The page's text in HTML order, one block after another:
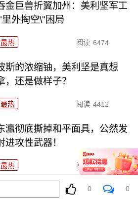
金巨兽折翼加州：美利坚军工
里外掏空\"困局
最热 阅读 6474
斯的浓缩铀，美利坚是真想
，还是做样子？
最热 阅读 4412
瀛彻底撕掉和平面具，公然发
进攻性武器！
最热 阅读 11238
朗普又生毒计，陆地也要封
0 0